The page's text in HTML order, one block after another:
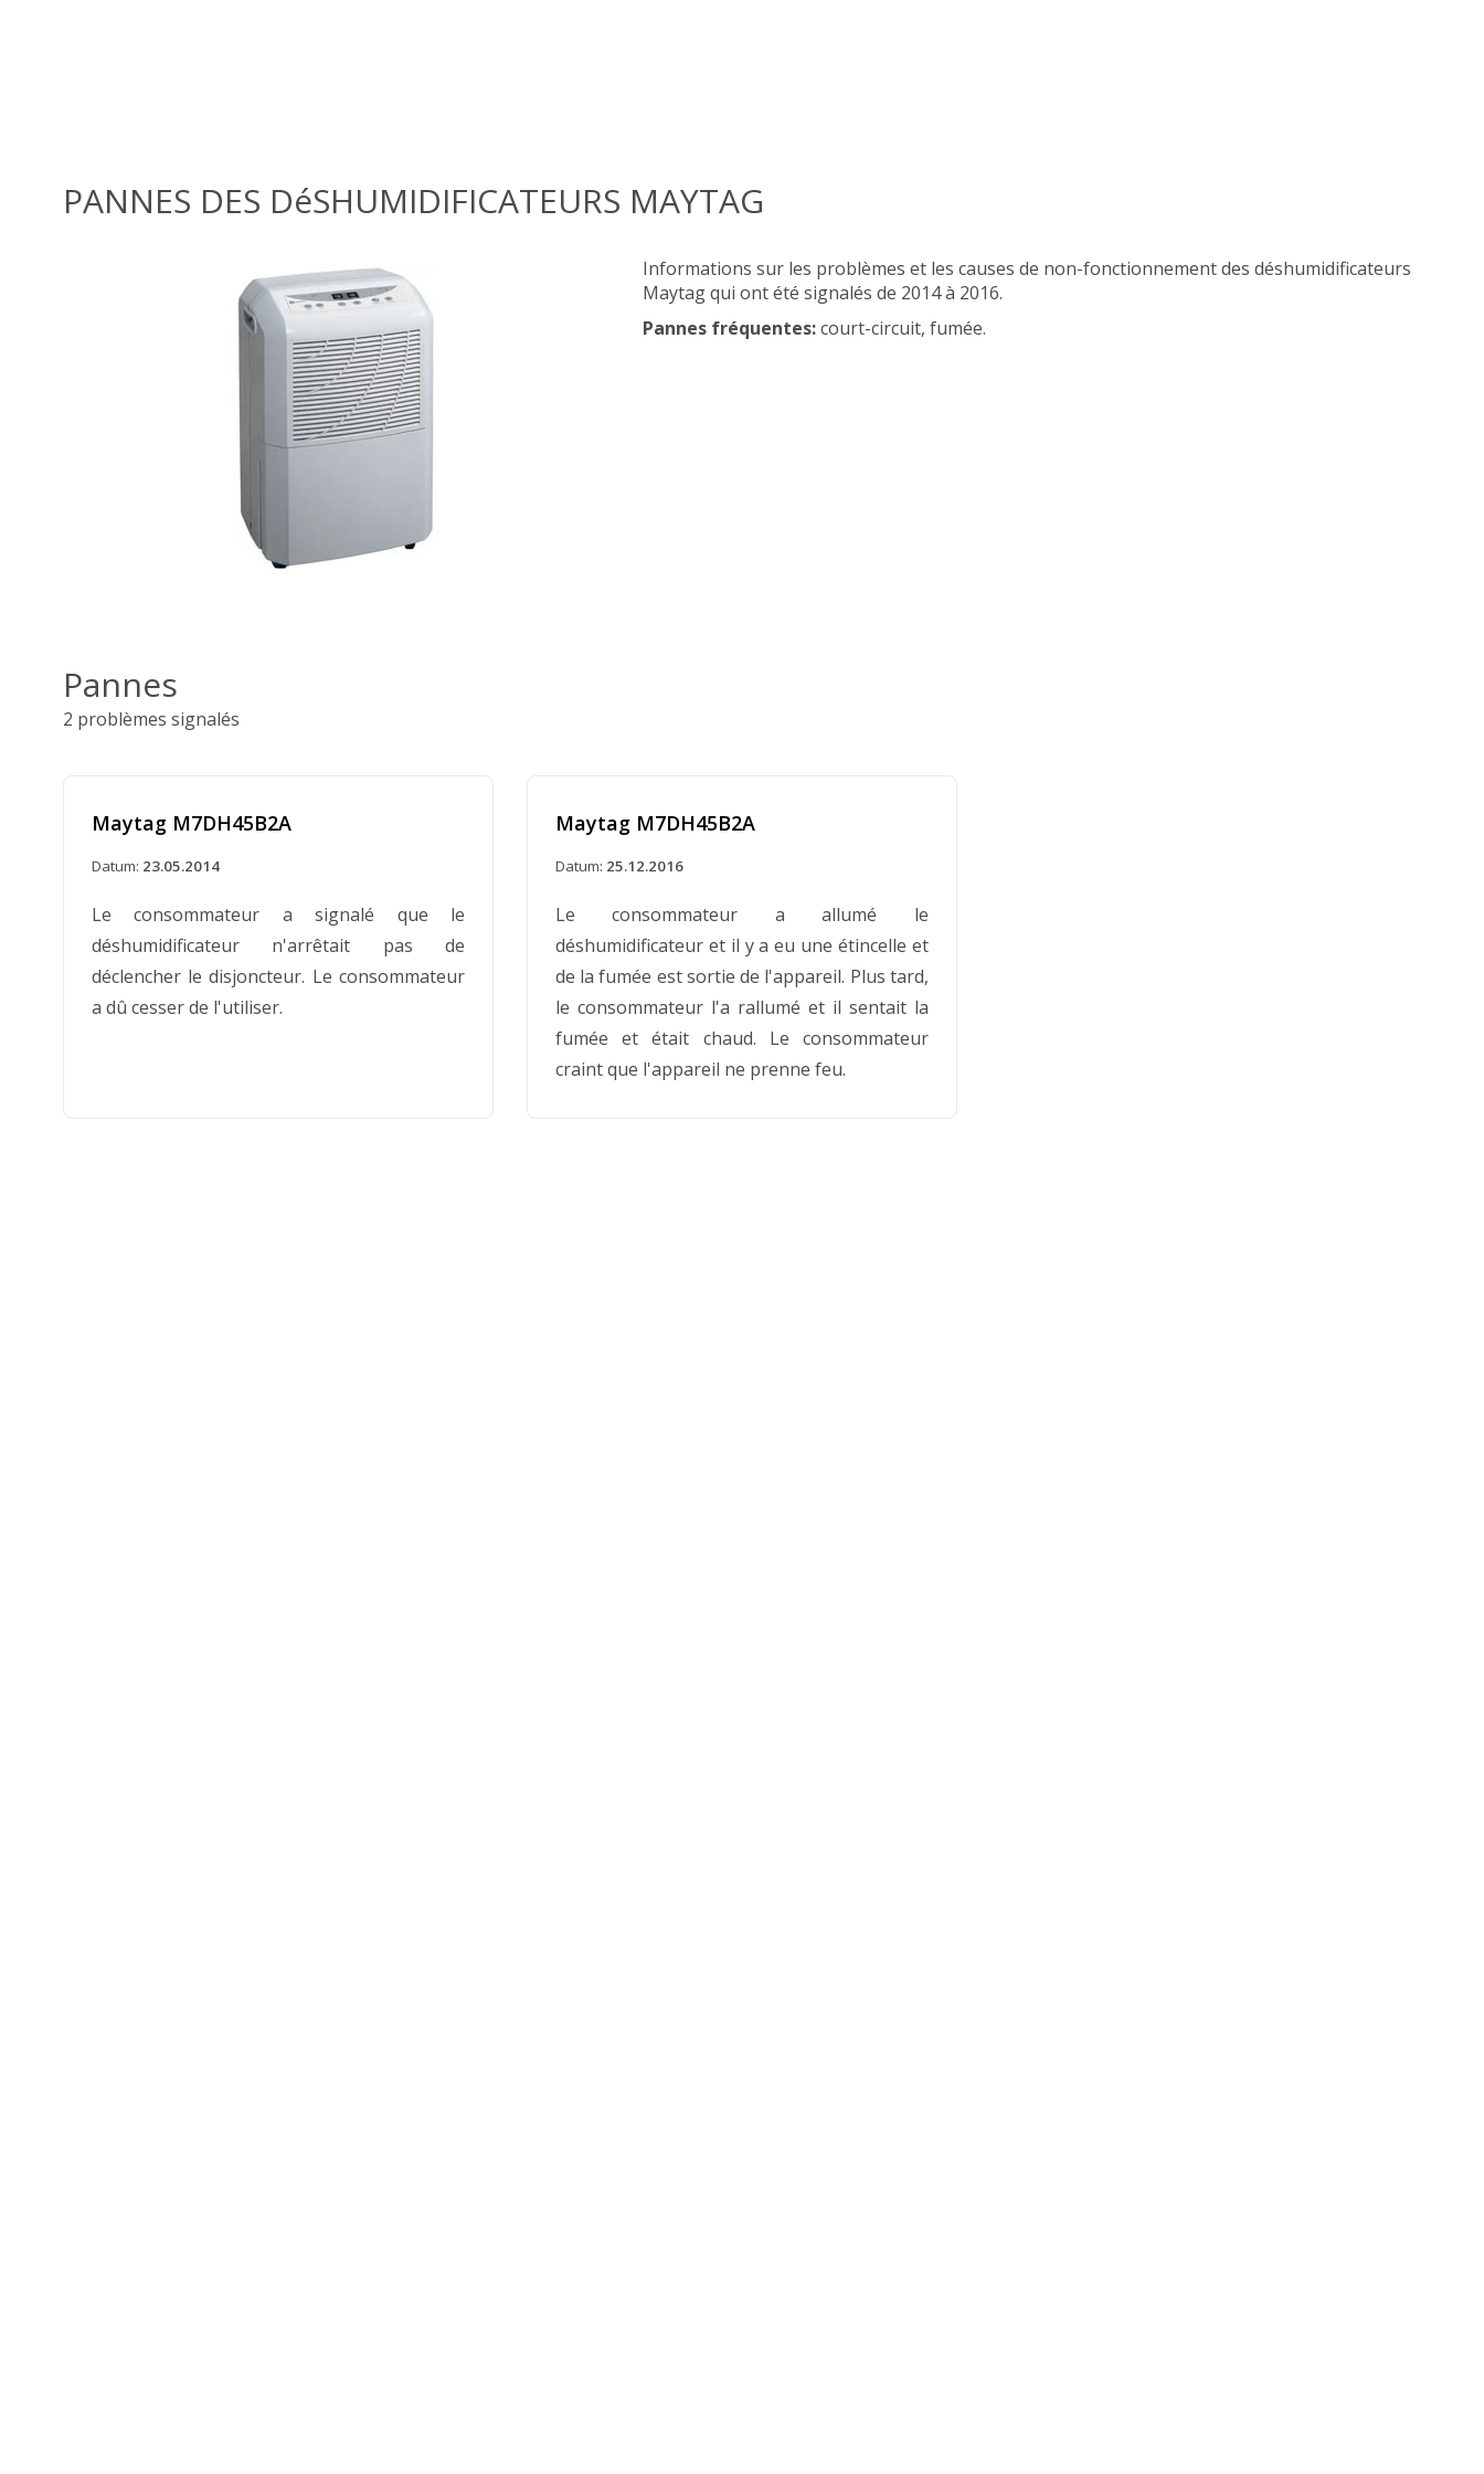
PANNES DES DéSHUMIDIFICATEURS MAYTAG
Informations sur les problèmes et les causes de non-fonctionnement des déshumidificateurs
Maytag qui ont été signalés de 2014 à 2016.
Pannes fréquentes:court-circuit, fumée.
Pannes
2 problèmes signalés
Maytag M7DH45B2A
Datum: 23.05.2014
Le consommateur a signalé que le
déshumidificateur n'arrêtait pas de
déclencher le disjoncteur. Le consommateur
a dû cesser de l'utiliser.
Maytag M7DH45B2A
Datum: 25.12.2016
Le consommateur a allumé le
déshumidificateur et il y a eu une étincelle et
de la fumée est sortie de l'appareil. Plus tard,
le consommateur l'a rallumé et il sentait la
fumée et était chaud. Le consommateur
craint que l'appareil ne prenne feu.